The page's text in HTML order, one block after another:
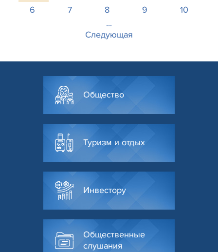
6
7 8 9
10
...
Следующая
Общество
Туризм и отдых
Инвестору
Общественные
слушания